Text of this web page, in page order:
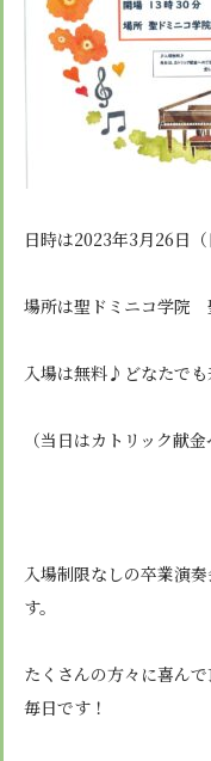
日時は2023年3月26日（
場所は聖ドミニコ学院
入場は無料♪どなたでも
（当日はカトリック献
入場制限なしの卒業演
す。
たくさんの方々に喜ん
毎日です！